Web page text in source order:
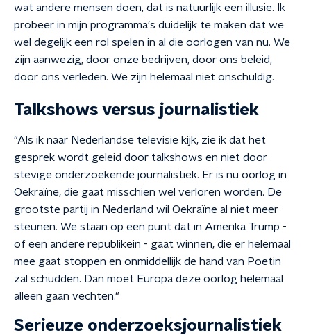
wat andere mensen doen, dat is natuurlijk een illusie. Ik
probeer in mijn programma's duidelijk te maken dat we
wel degelijk een rol spelen in al die oorlogen van nu. We
zijn aanwezig, door onze bedrijven, door ons beleid,
door ons verleden. We zijn helemaal niet onschuldig.
Talkshows versus journalistiek
"Als ik naar Nederlandse televisie kijk, zie ik dat het
gesprek wordt geleid door talkshows en niet door
stevige onderzoekende journalistiek. Er is nu oorlog in
Oekraïne, die gaat misschien wel verloren worden. De
grootste partij in Nederland wil Oekraïne al niet meer
steunen. We staan op een punt dat in Amerika Trump -
of een andere republikein - gaat winnen, die er helemaal
mee gaat stoppen en onmiddellijk de hand van Poetin
zal schudden. Dan moet Europa deze oorlog helemaal
alleen gaan vechten."
Serieuze onderzoeksjournalistiek